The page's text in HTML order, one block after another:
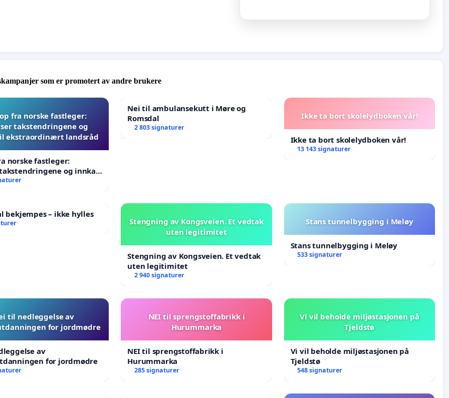
som er promotert av andre brukere
fra norske fastleger:
takstendringene og
ekstraordinært landsråd
norske fastleger:
og innkall
landsråd
Nei til ambulansekutt i Møre og
Romsdal
2 803 signaturer
Ikke ta bort skolelydboken vår!
Ikke ta bort skolelydboken vår!
13 143 signaturer
bekjempes – ikke hylles
Stengning av Kongsveien. Et vedtak
uten legitimitet
Stengning av Kongsveien. Et vedtak
uten legitimitet
2 940 signaturer
Stans tunnelbygging i Meløy
Stans tunnelbygging i Meløy
533 signaturer
til nedleggelse av
for jordmødre
av
for jordmødre
NEI til sprengstoffabrikk i
Hurummarka
NEI til sprengstoffabrikk i
Hurummarka
285 signaturer
Vi vil beholde miljøstasjonen på
Tjeldstø
Vi vil beholde miljøstasjonen på
Tjeldstø
548 signaturer